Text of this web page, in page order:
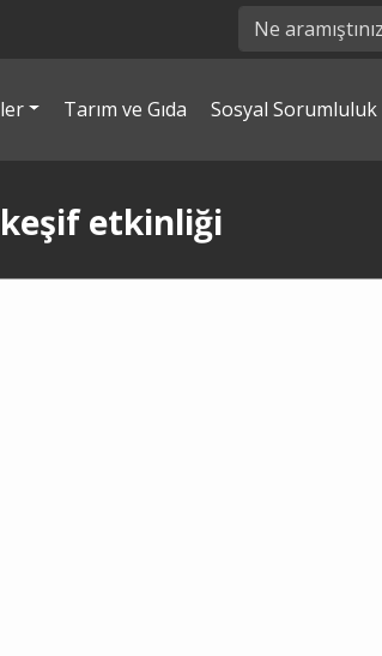
Tarım ve Gıda Sosyal Sorumluluk
etkinliği